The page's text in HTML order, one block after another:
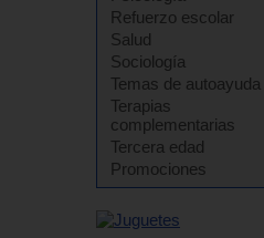
Refuerzo escolar
Salud
Sociología
Temas de autoayuda
Terapias
complementarias
Tercera edad
Promociones